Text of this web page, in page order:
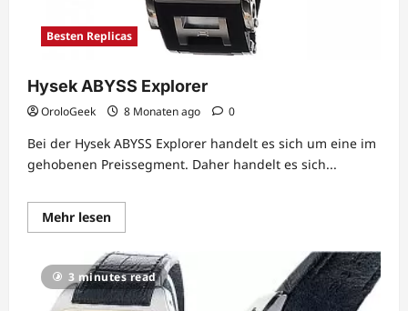
Besten Replicas
Hysek ABYSS Explorer
OroloGeek 8 Monaten ago 0
Bei der Hysek ABYSS Explorer handelt es sich um eine im
gehobenen Preissegment. Daher handelt es sich...
Mehr lesenLesen
Sie
über
Hysek
ABYSS
Explorer
3 minutes read